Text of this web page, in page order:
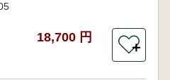
18,700 円
＋